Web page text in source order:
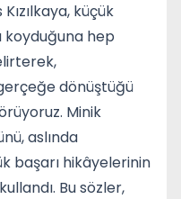
küçük
hep
dönüştüğü
Minik
aslında
başarı hikâyelerinin
Bu sözler,